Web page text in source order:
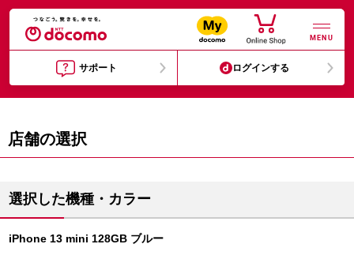
MENU
サポート ログインする
店舗の選択
選択した機種・カラー
iPhone 13 mini 128GB ブルー